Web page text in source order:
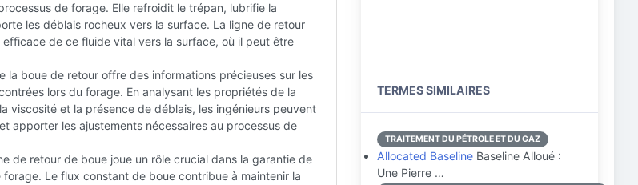
de forage. Elle refroidit le trépan, lubrifie la
les déblais rocheux vers la surface. La ligne de retour
de ce fluide vital vers la surface, où il peut être
la boue de retour offre des informations précieuses sur les
lors du forage. En analysant les propriétés de la
viscosité et la présence de déblais, les ingénieurs peuvent
apporter les ajustements nécessaires au processus de
de retour de boue joue un rôle crucial dans la garantie de
Le flux constant de boue contribue à maintenir la
TERMES SIMILAIRES
TRAITEMENT DU PÉTROLE ET DU GAZ
Allocated Baseline Baseline Alloué :
Une Pierre …